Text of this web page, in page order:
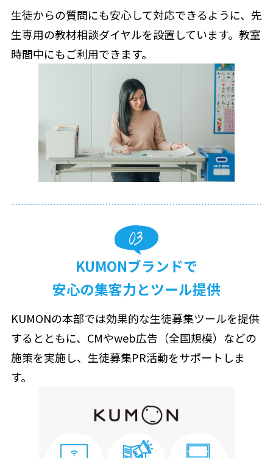
生徒からの質問にも安心して対応できるように、先
生専用の教材相談ダイヤルを設置しています。教室
時間中にもご利用できます。
KUMONブランドで
安心の集客力とツール提供
KUMONの本部では効果的な生徒募集ツールを提供
するとともに、CMやweb広告（全国規模）などの
施策を実施し、生徒募集PR活動をサポートしま
す。